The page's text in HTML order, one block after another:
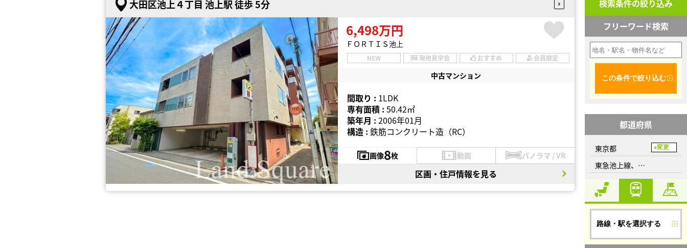
大田区池上４丁目 池上駅 徒歩 5分
6,498万円
ＦＯＲＴＩＳ池上
NEW 現地見学会 おすすめ 会員限定
中古マンション
間取り : 1LDK
専有面積 : 50.42㎡
築年月 : 2006年01月
構造 : 鉄筋コンクリート造（RC）
画像8枚 動画 パノラマ / VR
区画・住戸情報を見る
検索条件の絞り込み
フリーワード検索
この条件で絞り込む
都道府県
東京都 変更
東急池上線、千鳥町駅
路線・駅を選択する